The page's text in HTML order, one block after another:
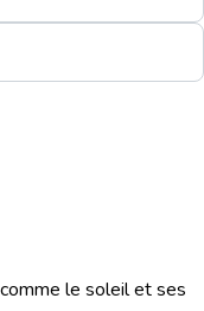
le soleil et ses